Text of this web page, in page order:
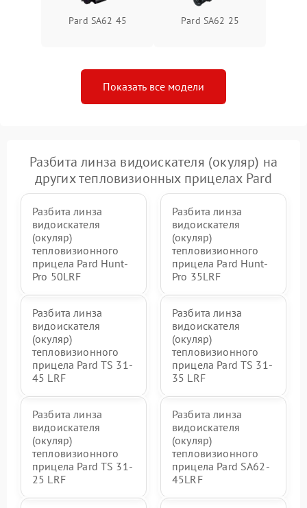
Pard SA62 45 Pard SA62 25
Показать все модели
Разбита линза видоискателя (окуляр) на
других тепловизионных прицелах Pard
Разбита линза
видоискателя
(окуляр)
тепловизионного
прицела Pard Hunt-
Pro 50LRF
Разбита линза
видоискателя
(окуляр)
тепловизионного
прицела Pard Hunt-
Pro 35LRF
Разбита линза
видоискателя
(окуляр)
тепловизионного
прицела Pard TS 31-
45 LRF
Разбита линза
видоискателя
(окуляр)
тепловизионного
прицела Pard TS 31-
35 LRF
Разбита линза
видоискателя
(окуляр)
тепловизионного
прицела Pard TS 31-
25 LRF
Разбита линза
видоискателя
(окуляр)
тепловизионного
прицела Pard SA62-
45LRF